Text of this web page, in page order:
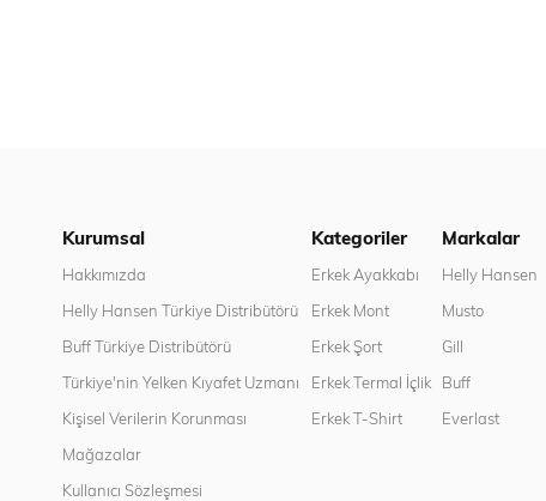
Kurumsal
Hakkımızda
Helly Hansen Türkiye Distribütörü
Buff Türkiye Distribütörü
Türkiye'nin Yelken Kıyafet Uzmanı
Kişisel Verilerin Korunması
Mağazalar
Kullanıcı Sözleşmesi
Kategoriler
Erkek Ayakkabı
Erkek Mont
Erkek Şort
Erkek Termal İçlik
Erkek T-Shirt
Markalar
Helly Hansen
Musto
Gill
Buff
Everlast